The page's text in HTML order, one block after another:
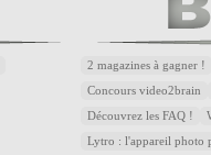
2 magazines à gagner !
Concours video2brain
Découvrez les FAQ !
Lytro : l'appareil photo